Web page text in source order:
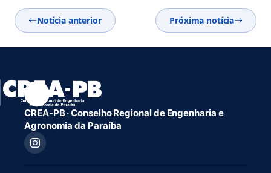
Notícia anterior Próxima notícia
CREA-PB · Conselho Regional de Engenharia e
Agronomia da Paraíba